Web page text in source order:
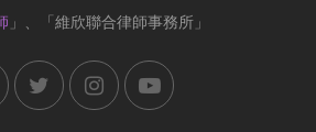
」、「維欣聯合律師事務所」